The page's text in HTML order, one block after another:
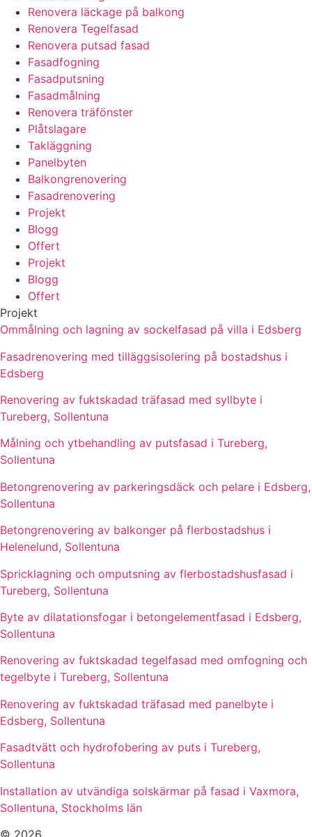
Renovera läckage på balkong
Renovera Tegelfasad
Renovera putsad fasad
Fasadfogning
Fasadputsning
Fasadmålning
Renovera träfönster
Plåtslagare
Takläggning
Panelbyten
Balkongrenovering
Fasadrenovering
Projekt
Blogg
Offert
Projekt
Blogg
Offert
Projekt
Ommålning och lagning av sockelfasad på villa i Edsberg
Fasadrenovering med tilläggsisolering på bostadshus i
Edsberg
Renovering av fuktskadad träfasad med syllbyte i
Tureberg, Sollentuna
Målning och ytbehandling av putsfasad i Tureberg,
Sollentuna
Betongrenovering av parkeringsdäck och pelare i Edsberg,
Sollentuna
Betongrenovering av balkonger på flerbostadshus i
Helenelund, Sollentuna
Spricklagning och omputsning av flerbostadshusfasad i
Tureberg, Sollentuna
Byte av dilatationsfogar i betongelementfasad i Edsberg,
Sollentuna
Renovering av fuktskadad tegelfasad med omfogning och
tegelbyte i Tureberg, Sollentuna
Renovering av fuktskadad träfasad med panelbyte i
Edsberg, Sollentuna
Fasadtvätt och hydrofobering av puts i Tureberg,
Sollentuna
Installation av utvändiga solskärmar på fasad i Vaxmora,
Sollentuna, Stockholms län
© 2026